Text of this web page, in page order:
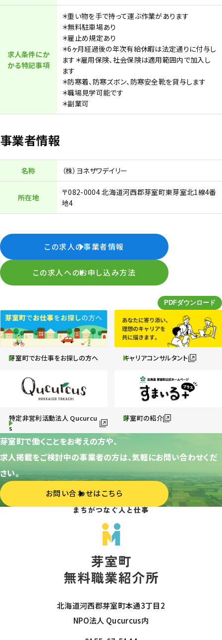
求人条件にか
かる特記事項
＊重い物を手で持って運ぶ作業があります
＊無料駐車場あり
＊雇止め規定あり
＊6ヶ月経過後の年次有給休暇は法定通りに付与し
ます＊雇用保険、社会保険は適用範囲内で加入し
ます
＊防寒着、防寒ズボン、防寒安全靴を貸与します
＊職場見学可能です
＊副業可
事業者情報
名称 （株）ヨネザワデイリー
所在地
〒082-0004 北海道河西郡芽室町東芽室北1線4番
地4
この求人の事業者情報
この求人へのお申し込み方法
芽室町でお仕事をお探しの方へ キャリアコンサルタント
特定非営利活動法人 Qucurcu
s
芽室町の紹介
芽室町で働くことをお考えの方や、
求人掲載をご検討中の事業者の方は、気軽にお問い合わせくだ
さい。
お問い合わせはこちら
北海道河西郡芽室町本通3丁目2
NPO法人 Qucurcus内